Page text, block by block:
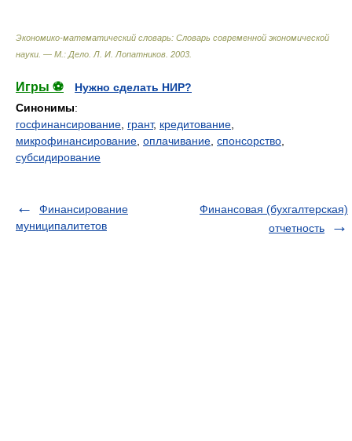
Экономико-математический словарь: Словарь современной экономической
науки. — М.: Дело Л. И. Лопатников 2003
Игры ⚽
Нужно сделать НИР?
Синонимы:
госфинансирование грант, кредитование
микрофинансирование оплачивание спонсорство
субсидирование
Финансирование
муниципалитетов
Финансовая (бухгалтерская)
отчетность